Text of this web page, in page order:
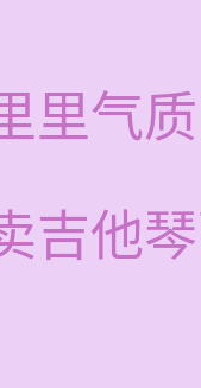
里气质
吉他